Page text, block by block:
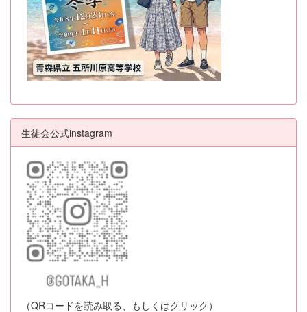
生徒会公式instagram
（QRコードを読み取る、もしくはクリック）